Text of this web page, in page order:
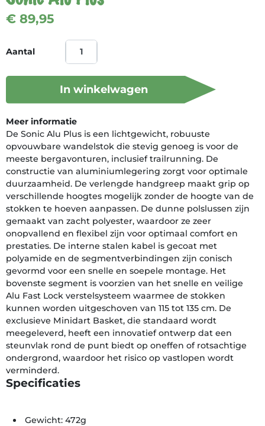
€ 89,95
Aantal
In winkelwagen
Meer informatie
De Sonic Alu Plus is een lichtgewicht, robuuste
opvouwbare wandelstok die stevig genoeg is voor de
meeste bergavonturen, inclusief trailrunning. De
constructie van aluminiumlegering zorgt voor optimale
duurzaamheid. De verlengde handgreep maakt grip op
verschillende hoogtes mogelijk zonder de hoogte van de
stokken te hoeven aanpassen. De dunne polslussen zijn
gemaakt van zacht polyester, waardoor ze zeer
onopvallend en flexibel zijn voor optimaal comfort en
prestaties. De interne stalen kabel is gecoat met
polyamide en de segmentverbindingen zijn conisch
gevormd voor een snelle en soepele montage. Het
bovenste segment is voorzien van het snelle en veilige
Alu Fast Lock verstelsysteem waarmee de stokken
kunnen worden uitgeschoven van 115 tot 135 cm. De
exclusieve Minidart Basket, die standaard wordt
meegeleverd, heeft een innovatief ontwerp dat een
steunvlak rond de punt biedt op oneffen of rotsachtige
ondergrond, waardoor het risico op vastlopen wordt
verminderd.
Specificaties
Gewicht: 472g